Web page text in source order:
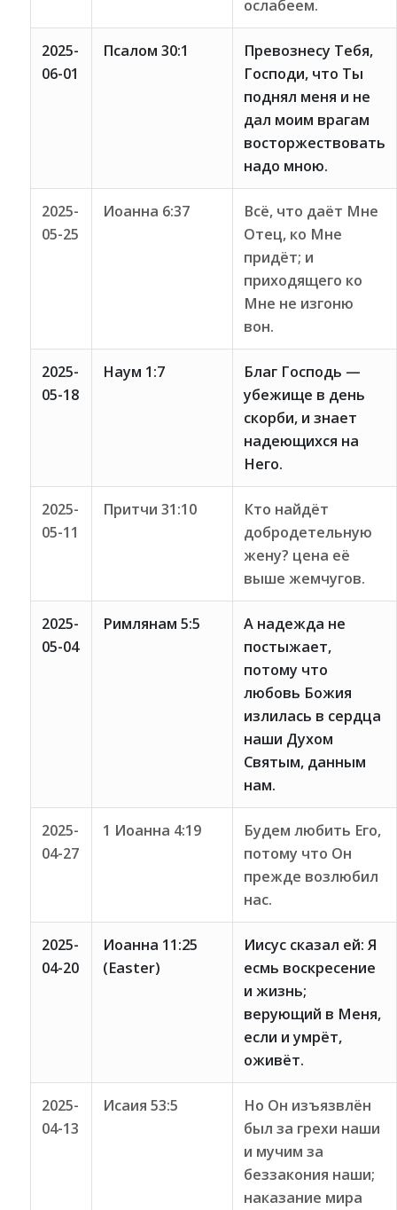
ослабеем.
2025-
06-01
Псалом 30:1
Превознесу Тебя,
Господи, что Ты
поднял меня и не
дал моим врагам
восторжествовать
надо мною.
2025-
05-25
Иоанна 6:37
Всё, что даёт Мне
Отец, ко Мне
придёт; и
приходящего ко
Мне не изгоню
вон.
2025-
05-18
Наум 1:7
Благ Господь —
убежище в день
скорби, и знает
надеющихся на
Него.
2025-
05-11
Притчи 31:10
Кто найдёт
добродетельную
жену? цена её
выше жемчугов.
2025-
05-04
Римлянам 5:5
А надежда не
постыжает,
потому что
любовь Божия
излилась в сердца
наши Духом
Святым, данным
нам.
2025-
04-27
1 Иоанна 4:19
Будем любить Его,
потому что Он
прежде возлюбил
нас.
2025-
04-20
Иоанна 11:25
(Easter)
Иисус сказал ей: Я
есмь воскресение
и жизнь;
верующий в Меня,
если и умрёт,
оживёт.
2025-
04-13
Исаия 53:5
Но Он изъязвлён
был за грехи наши
и мучим за
беззакония наши;
наказание мира